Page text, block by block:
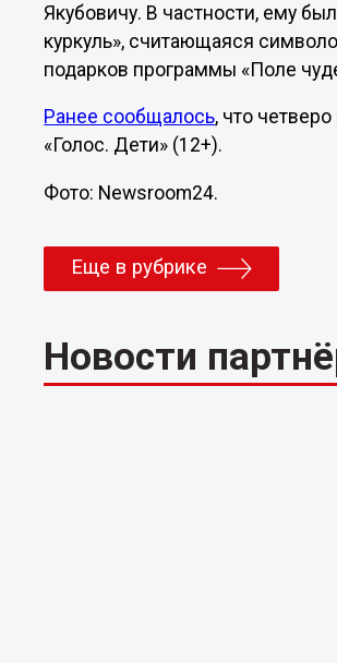
Якубовичу. В частности, ему
куркуль», считающаяся
подарков программы «Поле
Ранее сообщалось, что
«Голос. Дети» (12+).
Фото: Newsroom24.
Еще в рубрике
Новости